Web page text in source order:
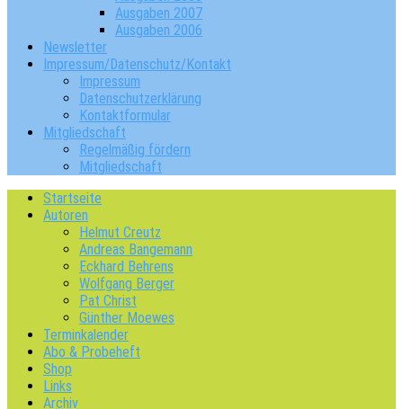
Ausgaben 2007
Ausgaben 2006
Newsletter
Impressum/Datenschutz/Kontakt
Impressum
Datenschutzerklärung
Kontaktformular
Mitgliedschaft
Regelmäßig fördern
Mitgliedschaft
Startseite
Autoren
Helmut Creutz
Andreas Bangemann
Eckhard Behrens
Wolfgang Berger
Pat Christ
Günther Moewes
Terminkalender
Abo & Probeheft
Shop
Links
Archiv